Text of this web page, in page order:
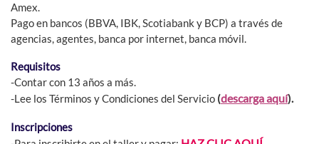
Amex.
Pago en bancos (BBVA, IBK, Scotiabank y BCP) a través de
agencias, agentes, banca por internet, banca móvil.
Requisitos
-Contar con 13 años a más.
-Lee los Términos y Condiciones del Servicio (descarga aquí).
Inscripciones